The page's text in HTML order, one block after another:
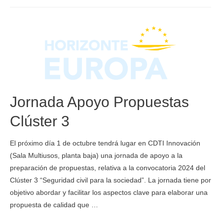
Jornada Apoyo Propuestas
Clúster 3
El próximo día 1 de octubre tendrá lugar en CDTI Innovación
(Sala Multiusos, planta baja) una jornada de apoyo a la
preparación de propuestas, relativa a la convocatoria 2024 del
Clúster 3 “Seguridad civil para la sociedad”. La jornada tiene por
objetivo abordar y facilitar los aspectos clave para elaborar una
propuesta de calidad que …